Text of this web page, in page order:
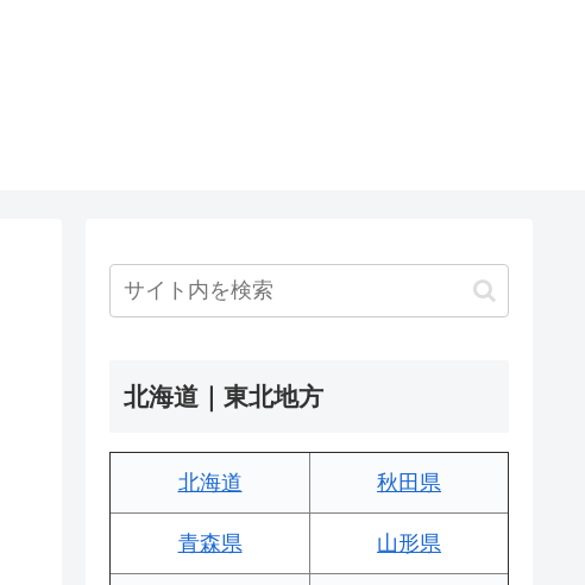
北海道｜東北地方
北海道 秋田県
青森県 山形県